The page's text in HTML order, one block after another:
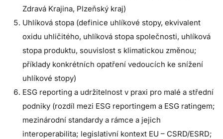
Zdravá Krajina, Plzeňský kraj)
Uhlíková stopa (definice uhlíkové stopy, ekvivalent
oxidu uhličitého, uhlíková stopa společnosti, uhlíková
stopa produktu, souvislost s klimatickou změnou;
příklady konkrétních opatření vedoucích ke snížení
uhlíkové stopy)
ESG reporting a udržitelnost v praxi pro malé a střední
podniky (rozdíl mezi ESG reportingem a ESG ratingem;
mezinárodní standardy a rámce a jejich
interoperabilita; legislativní kontext EU – CSRD/ESRD;